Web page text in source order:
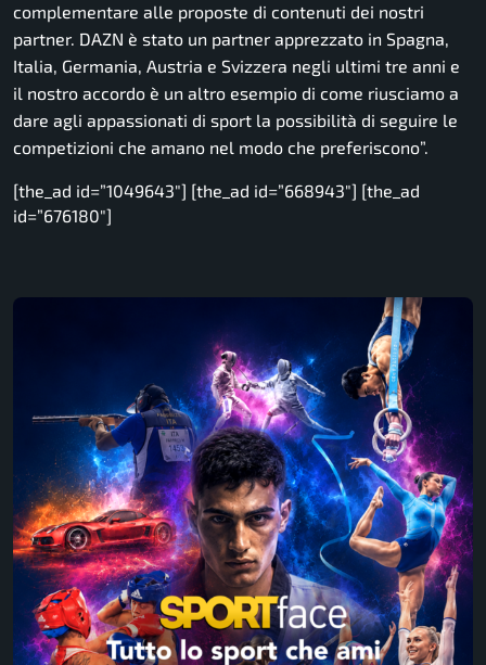
complementare alle proposte di contenuti dei nostri
partner. DAZN è stato un partner apprezzato in Spagna,
Italia, Germania, Austria e Svizzera negli ultimi tre anni e
il nostro accordo è un altro esempio di come riusciamo a
dare agli appassionati di sport la possibilità di seguire le
competizioni che amano nel modo che preferiscono”.
[the_ad id=”1049643″] [the_ad id=”668943″] [the_ad
id=”676180″]